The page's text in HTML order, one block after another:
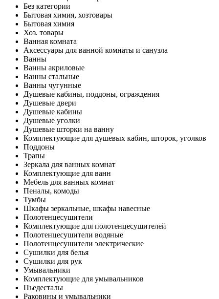
Без категории
Бытовая химия, хозтовары
Бытовая химия
Хоз. товары
Ванная комната
Аксессуары для ванной комнаты и санузла
Ванны
Ванны акриловые
Ванны стальные
Ванны чугунные
Душевые кабины, поддоны, ограждения
Душевые двери
Душевые кабины
Душевые уголки
Душевые шторки на ванну
Комплектующие для душевых кабин, шторок, уголков
Поддоны
Трапы
Зеркала для ванных комнат
Комплектующие для ванн
Мебель для ванных комнат
Пеналы, комоды
Тумбы
Шкафы зеркальные, шкафы навесные
Полотенцесушители
Комплектующие для полотенцесушителей
Полотенцесушители водяные
Полотенцесушители электрические
Сушилки для белья
Сушилки для рук
Умывальники
Комплектующие для умывальников
Пьедесталы
Раковины и умывальники